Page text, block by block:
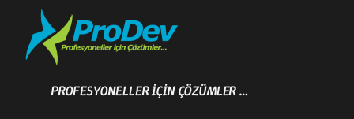
content
PROFESYONELLER İÇİN ÇÖZÜMLER …